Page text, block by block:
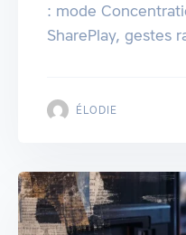
: mode
SharePlay, gestes
ÉLODIE